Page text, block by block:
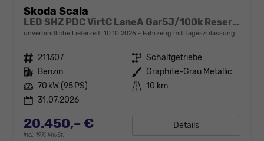
Skoda Scala
LED SHZ PDC VirtC LaneA Gar5J/100k Reserve
unverbindliche Lieferzeit: 10.10.2026 Fahrzeug mit Tageszulassung
Fahrzeugnr. 211307 Getriebe Schaltgetriebe
Kraftstoff Benzin Außenfarbe Graphite-Grau Metallic
Leistung 70 kW (95 PS) Kilometerstand 10 km
31.07.2026
20.450,– €
incl. 19% MwSt.
Details